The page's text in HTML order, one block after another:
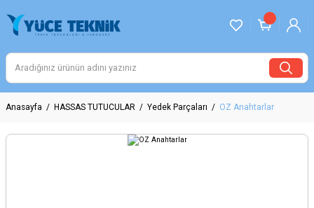
Anasayfa HASSAS TUTUCULAR Yedek Parçaları OZ Anahtarlar